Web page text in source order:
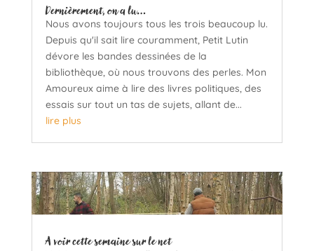
Dernièrement, on a lu…
Nous avons toujours tous les trois beaucoup lu.
Depuis qu'il sait lire couramment, Petit Lutin
dévore les bandes dessinées de la
bibliothèque, où nous trouvons des perles. Mon
Amoureux aime à lire des livres politiques, des
essais sur tout un tas de sujets, allant de...
lire plus
A voir cette semaine sur le net